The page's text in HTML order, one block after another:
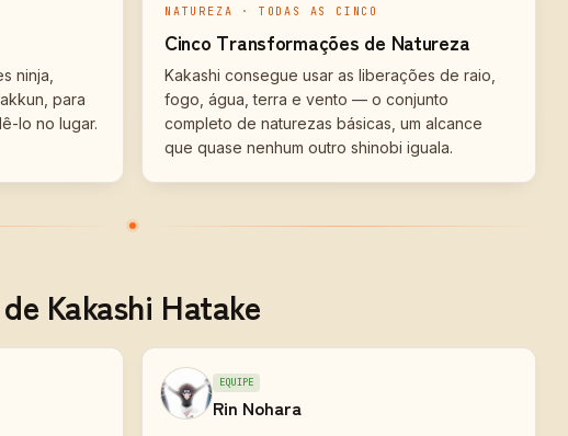
ninja,
para
lo no lugar.
NATUREZA · TODAS AS CINCO
Cinco Transformações de Natureza
Kakashi consegue usar as liberações de raio,
fogo, água, terra e vento — o conjunto
completo de naturezas básicas, um alcance
que quase nenhum outro shinobi iguala.
Kakashi Hatake
EQUIPE
Rin Nohara